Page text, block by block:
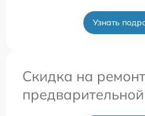
Узнать
Скидка на